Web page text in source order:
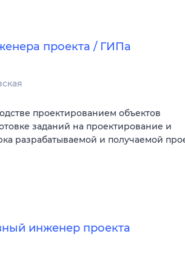
проекта / ГИПа
проектированием объектов
заданий на проектирование и
разрабатываемой и получаемой
инженер проекта